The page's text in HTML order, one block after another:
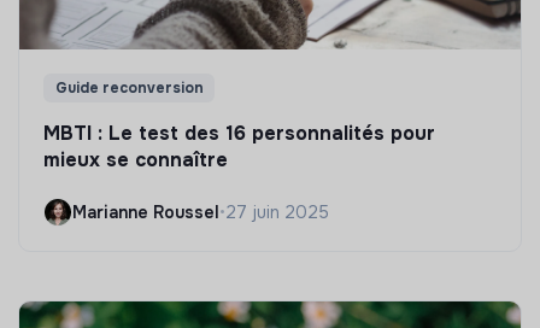
Guide reconversion
MBTI : Le test des 16 personnalités pour
mieux se connaître
Marianne Roussel•27 juin 2025